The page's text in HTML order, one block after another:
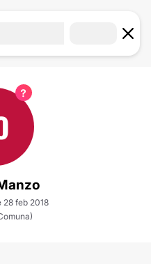
28 feb 2018